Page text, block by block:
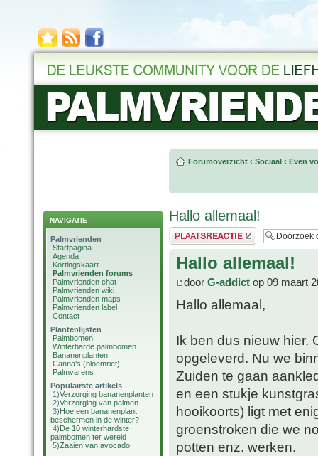
NAVIGATIE
Palmvrienden
Startpagina
Agenda
Kortingskaart
Palmvrienden forums
Palmvrienden chat
Palmvrienden wiki
Palmvrienden maps
Palmvrienden label
Contact
Plantenlijsten
Palmbomen
Winterharde palmbomen
Bananenplanten
Canna's (bloemriet)
Palmvarens
Populairste artikels
1)Verzorging bananenplanten
2)Verzorging van palmen
3)Hoe een bananenplant
beschermen in de winter?
4)De 10 winterhardste
palmbomen ter wereld
5)Zaaien van avocado
Forumoverzicht ‹ Sociaal ‹ Even
Hallo allemaal!
Plaats een reactie
Hallo allemaal!
door G-addict op 09 maart
Hallo allemaal,
Ik ben dus nieuw hier.
opgeleverd. Nu we
Zuiden te gaan
en een stukje
hooikoorts) ligt met
groenstroken die we
potten enz. werken.